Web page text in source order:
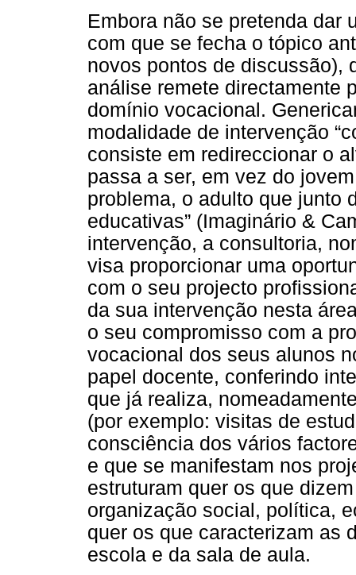
Embora não se pretenda dar
com que se fecha o tópico
novos pontos de discussão),
análise remete directamente
domínio vocacional.
modalidade de intervenção
consiste em redireccionar o
passa a ser, em vez do
problema, o adulto que junto
educativas” (Imaginário &
intervenção, a consultoria,
visa proporcionar uma
com o seu projecto
da sua intervenção nesta
o seu compromisso com a
vocacional dos seus alunos
papel docente, conferindo
que já realiza,
(por exemplo: visitas de
consciência dos vários
e que se manifestam nos
estruturam quer os que
organização social, política,
quer os que caracterizam as
escola e da sala de aula.